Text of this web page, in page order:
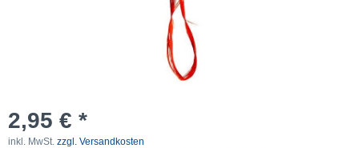
2,95 € *
inkl. MwSt. zzgl. Versandkosten